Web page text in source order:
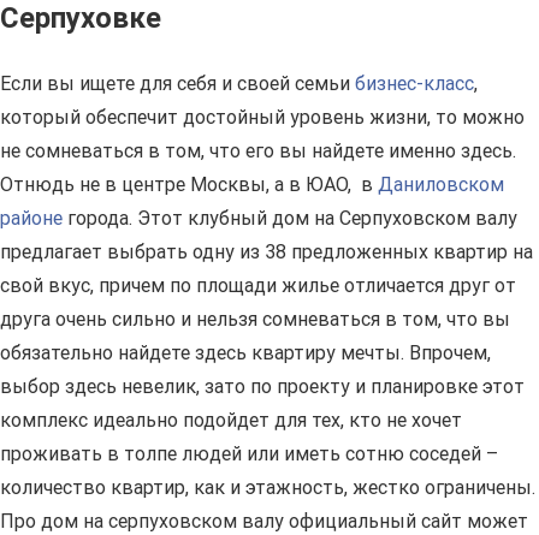
Серпуховке
Если вы ищете для себя и своей семьи бизнес-класс,
который обеспечит достойный уровень жизни, то можно
не сомневаться в том, что его вы найдете именно здесь.
Отнюдь не в центре Москвы, а в ЮАО, в Даниловском
районе города. Этот клубный дом на Серпуховском валу
предлагает выбрать одну из 38 предложенных квартир на
свой вкус, причем по площади жилье отличается друг от
друга очень сильно и нельзя сомневаться в том, что вы
обязательно найдете здесь квартиру мечты. Впрочем,
выбор здесь невелик, зато по проекту и планировке этот
комплекс идеально подойдет для тех, кто не хочет
проживать в толпе людей или иметь сотню соседей –
количество квартир, как и этажность, жестко ограничены.
Про дом на серпуховском валу официальный сайт может